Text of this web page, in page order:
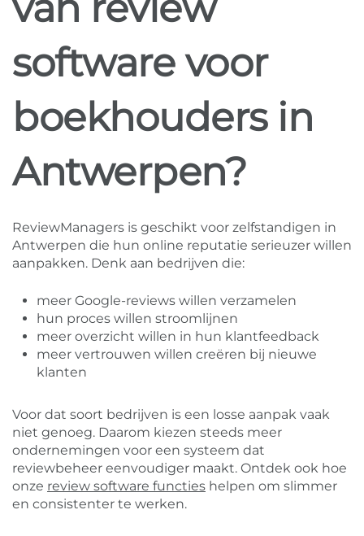
software voor
boekhouders in
Antwerpen?
ReviewManagers is geschikt voor zelfstandigen in
Antwerpen die hun online reputatie serieuzer willen
aanpakken. Denk aan bedrijven die:
meer Google-reviews willen verzamelen
hun proces willen stroomlijnen
meer overzicht willen in hun klantfeedback
meer vertrouwen willen creëren bij nieuwe
klanten
Voor dat soort bedrijven is een losse aanpak vaak
niet genoeg. Daarom kiezen steeds meer
ondernemingen voor een systeem dat
reviewbeheer eenvoudiger maakt. Ontdek ook hoe
onze review software functies helpen om slimmer
en consistenter te werken.